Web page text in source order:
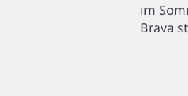
im
Brava